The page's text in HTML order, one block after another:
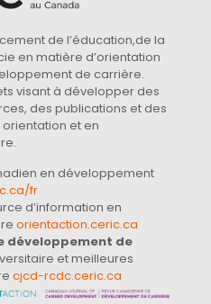
de l’éducation,de la
en matière d’orientation
de carrière.
visant à développer des
des publications et des
et en
en développement
fr
d’information en
orientaction.ceric.ca
développement de
et meilleures
cjcd-rcdc.ceric.ca